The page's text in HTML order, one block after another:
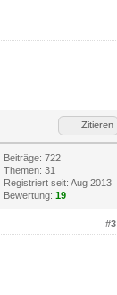
Zitieren
Beiträge: 722
Themen: 31
Registriert seit: Aug 2013
Bewertung: 19
#3